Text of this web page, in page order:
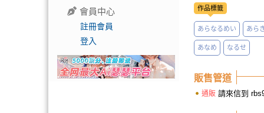
會員中心
註冊會員
登入
作品標籤
あらなるめい あら
あなめ なるせ
販售管道
通販 請來信到